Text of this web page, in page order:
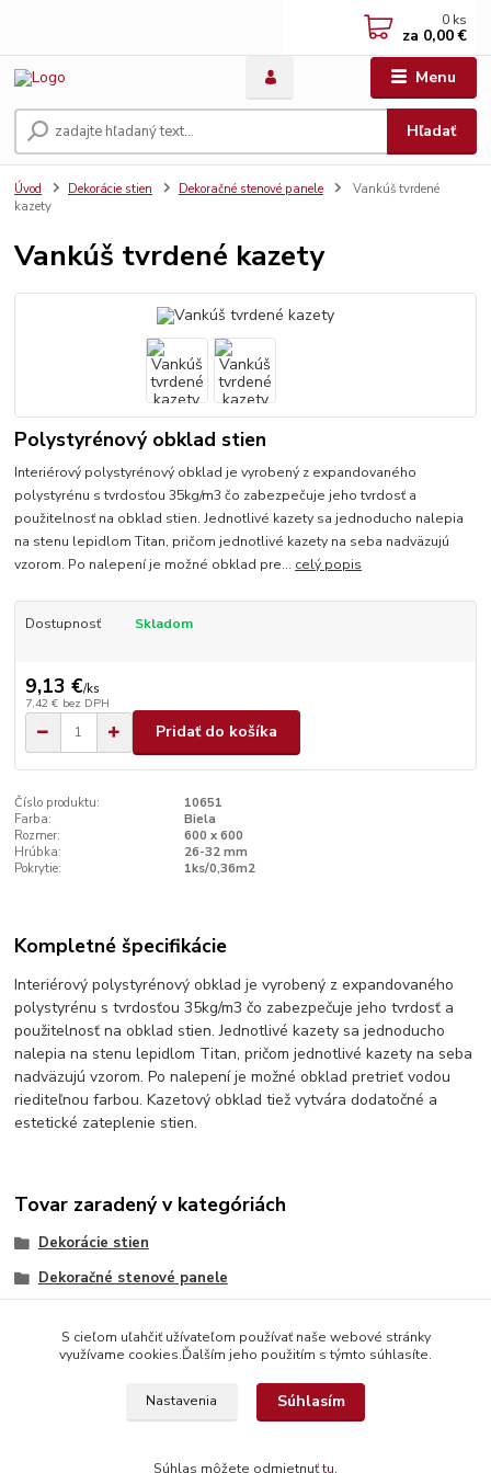
Menu
Hľadať
0 ks
za 0,00 €
Úvod Dekorácie stien Dekoračné stenové panele
Vankúš tvrdené
kazety
Vankúš tvrdené kazety
Polystyrénový obklad stien
Interiérový polystyrénový obklad je vyrobený z expandovaného
polystyrénu s tvrdosťou 35kg/m3 čo zabezpečuje jeho tvrdosť a
použitelnosť na obklad stien. Jednotlivé kazety sa jednoducho nalepia
na stenu lepidlom Titan, pričom jednotlivé kazety na seba nadväzujú
vzorom. Po nalepení je možné obklad pre... celý popis
Dostupnosť Skladom
9,13 €/ks
7,42 € bez DPH
Pridať do košíka
Číslo produktu:
10651
Farba:
Biela
Rozmer:
600 x 600
Hrúbka:
26-32 mm
Pokrytie:
1ks/0,36m2
Kompletné špecifikácie
Interiérový polystyrénový obklad je vyrobený z expandovaného
polystyrénu s tvrdosťou 35kg/m3 čo zabezpečuje jeho tvrdosť a
použitelnosť na obklad stien. Jednotlivé kazety sa jednoducho
nalepia na stenu lepidlom Titan, pričom jednotlivé kazety na seba
nadväzujú vzorom. Po nalepení je možné obklad pretrieť vodou
riediteľnou farbou. Kazetový obklad tiež vytvára dodatočné a
estetické zateplenie stien.
Tovar zaradený v kategóriách
Dekorácie stien
Dekoračné stenové panele
© Copyright 2026 www.interdekor.sk, všetky práva vyhradené
S cieľom uľahčiť užívateľom používať naše webové stránky
využívame cookies.Ďalším jeho použitím s týmto súhlasíte.
Nastavenia Súhlasím
Súhlas môžete odmietnuťtu.